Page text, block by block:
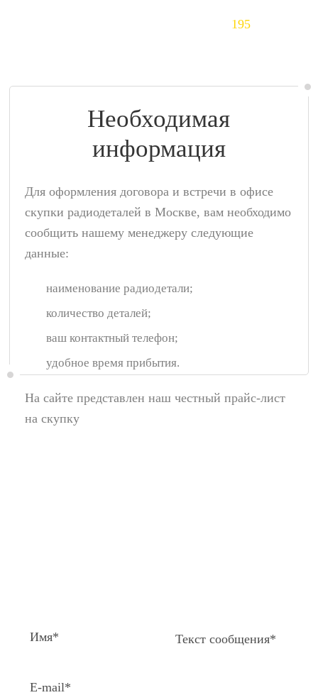
195
Необходимая
информация
Для оформления договора и встречи в офисе
скупки радиодеталей в Москве, вам необходимо
сообщить нашему менеджеру следующие
данные:
наименование радиодетали;
количество деталей;
ваш контактный телефон;
удобное время прибытия.
На сайте представлен наш честный прайс-лист
на скупку